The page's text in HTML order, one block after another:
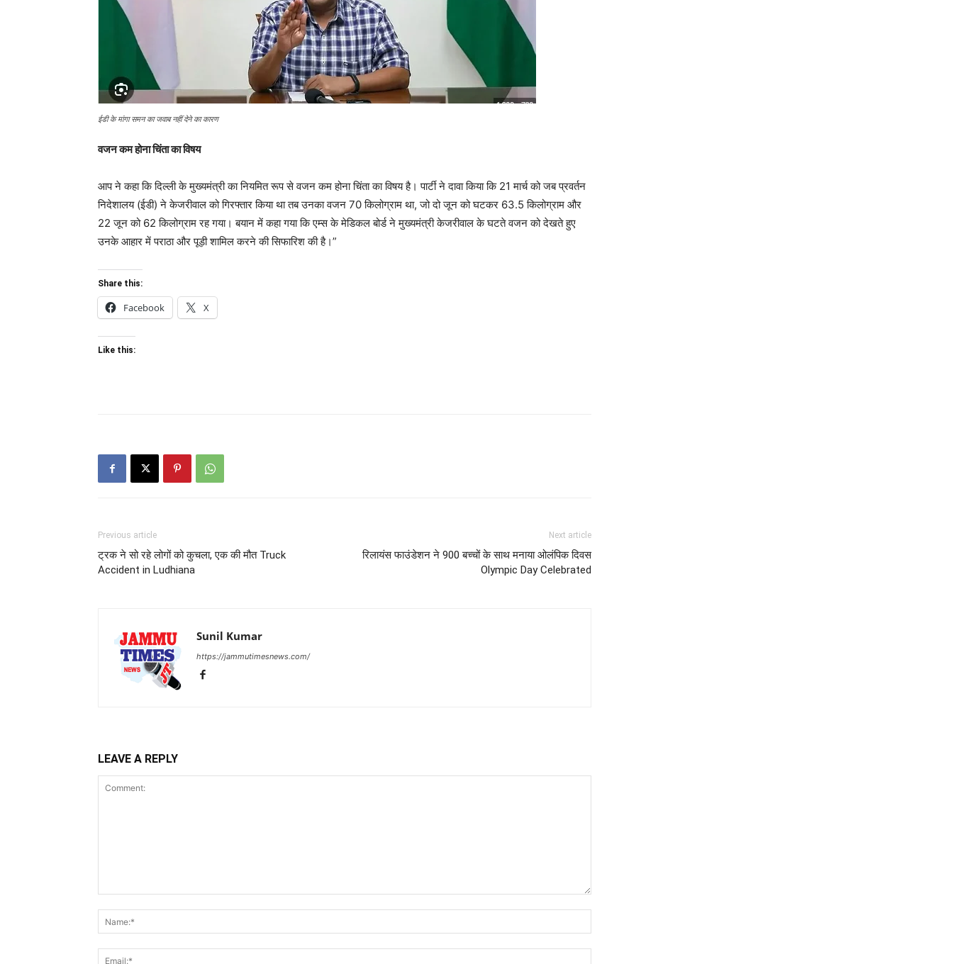
ईडी के मांगा समन का जवाब नहीं देने का कारण
वजन कम होना चिंता का विषय
आप ने कहा कि दिल्ली के मुख्यमंत्री का नियमित रूप से वजन कम होना चिंता का विषय है। पार्टी ने दावा किया कि 21 मार्च को जब प्रवर्तन
निदेशालय (ईडी) ने केजरीवाल को गिरफ्तार किया था तब उनका वजन 70 किलोग्राम था, जो दो जून को घटकर 63.5 किलोग्राम और
22 जून को 62 किलोग्राम रह गया। बयान में कहा गया कि एम्स के मेडिकल बोर्ड ने मुख्यमंत्री केजरीवाल के घटते वजन को देखते हुए
उनके आहार में पराठा और पूड़ी शामिल करने की सिफारिश की है।”
Share this:
Facebook X
Like this:
Previous article
ट्रक ने सो रहे लोगों को कुचला, एक की मौत Truck
Accident in Ludhiana
Next article
रिलायंस फाउंडेशन ने 900 बच्चों के साथ मनाया ओलंपिक दिवस
Olympic Day Celebrated
Sunil Kumar
https://jammutimesnews.com/
LEAVE A REPLY